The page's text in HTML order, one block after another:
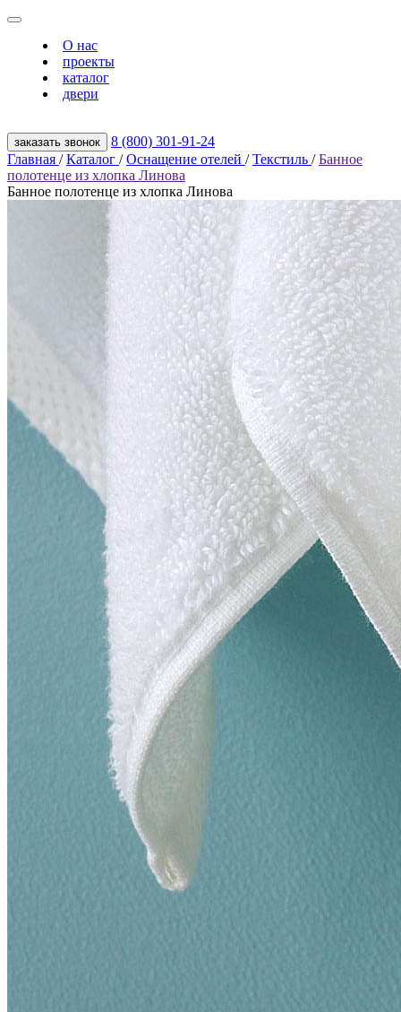
О нас
проекты
каталог
двери
заказать звонок
8 (800) 301‑91‑24
Главная / Каталог / Оснащение отелей / Текстиль / Банное
полотенце из хлопка Линова
Банное полотенце из хлопка Линова